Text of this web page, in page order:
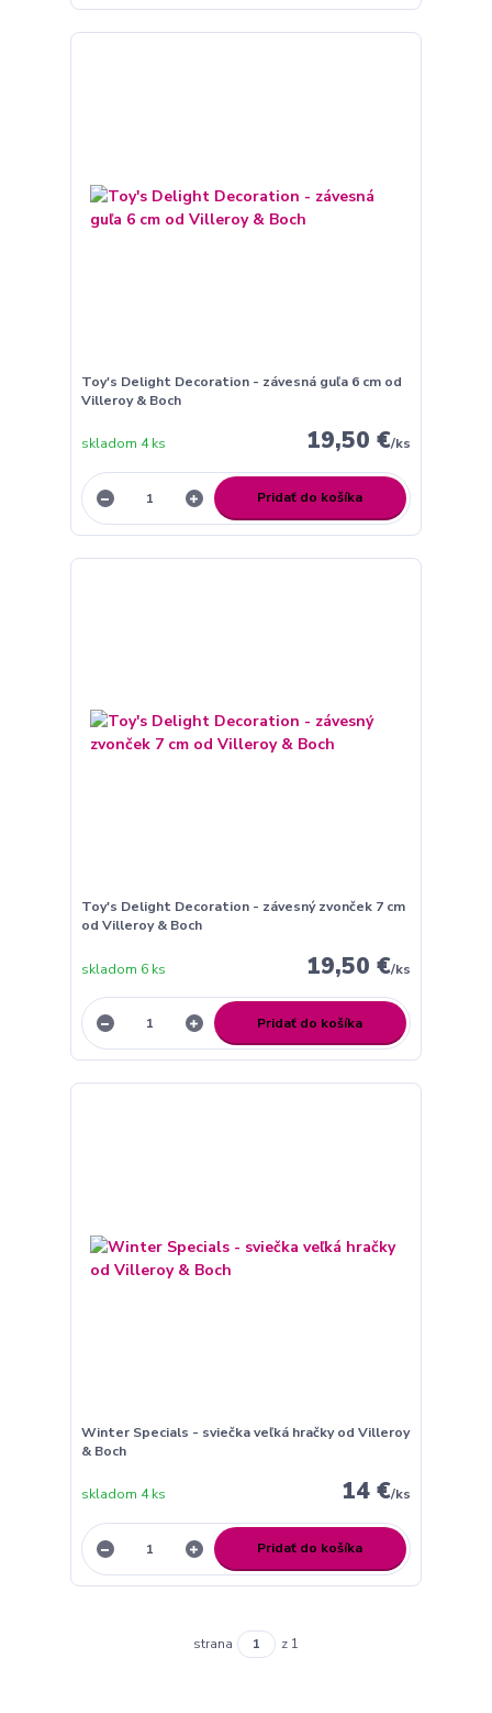
Toy's Delight Decoration - závesná guľa 6 cm od
Villeroy & Boch
19,50 €/ks
skladom 4 ks
Pridať do košíka
Toy's Delight Decoration - závesný zvonček 7 cm
od Villeroy & Boch
19,50 €/ks
skladom 6 ks
Pridať do košíka
Winter Specials - sviečka veľká hračky od Villeroy
& Boch
14 €/ks
skladom 4 ks
Pridať do košíka
strana z 1